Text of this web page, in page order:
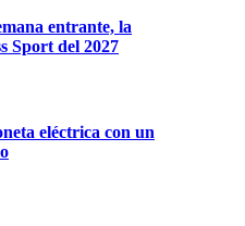
entrante, la
Sport del 2027
eléctrica con un